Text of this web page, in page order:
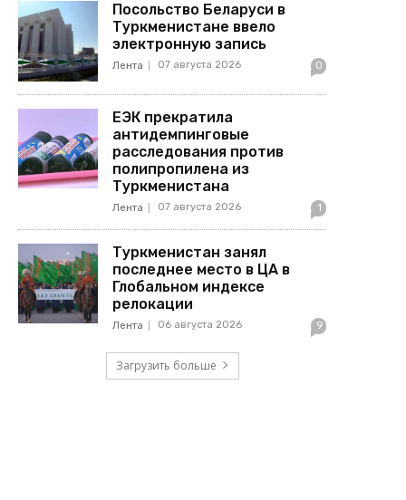
Посольство Беларуси в
Туркменистане ввело
электронную запись
Лента 07 августа 2026 0
ЕЭК прекратила
антидемпинговые
расследования против
полипропилена из
Туркменистана
Лента 07 августа 2026 1
Туркменистан занял
последнее место в ЦА в
Глобальном индексе
релокации
Лента 06 августа 2026 9
Загрузить больше